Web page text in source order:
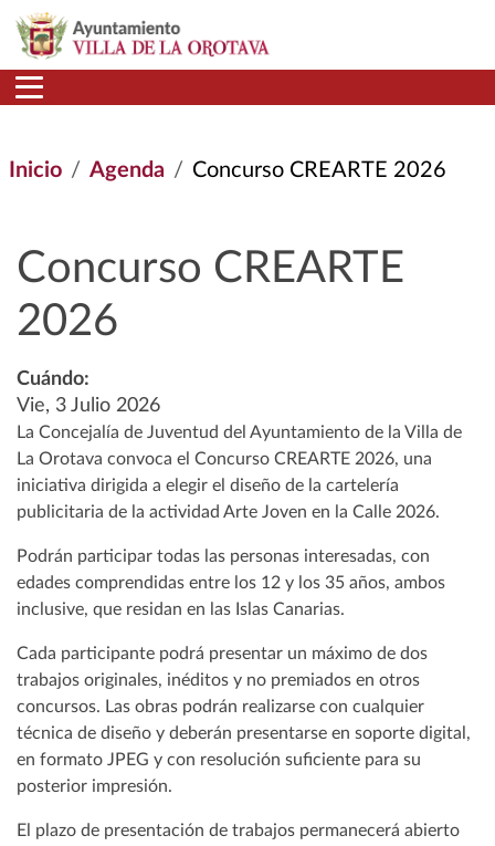
Pasar al contenido principal
Inicio Agenda Concurso CREARTE 2026
Concurso CREARTE
2026
Cuándo:
Vie, 3 Julio 2026
La Concejalía de Juventud del Ayuntamiento de la Villa de
La Orotava convoca el Concurso CREARTE 2026, una
iniciativa dirigida a elegir el diseño de la cartelería
publicitaria de la actividad Arte Joven en la Calle 2026.
Podrán participar todas las personas interesadas, con
edades comprendidas entre los 12 y los 35 años, ambos
inclusive, que residan en las Islas Canarias.
Cada participante podrá presentar un máximo de dos
trabajos originales, inéditos y no premiados en otros
concursos. Las obras podrán realizarse con cualquier
técnica de diseño y deberán presentarse en soporte digital,
en formato JPEG y con resolución suficiente para su
posterior impresión.
El plazo de presentación de trabajos permanecerá abierto